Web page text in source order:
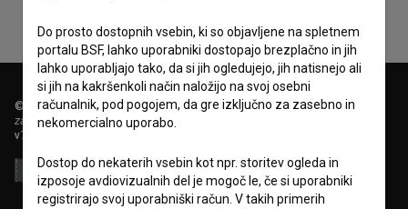
© 2018-2026, Filmoteka,
zavod za širjenje filmske kulture
v7.149.2
Do prosto dostopnih vsebin, ki so objavljene na spletnem
portalu BSF, lahko uporabniki dostopajo brezplačno in jih
lahko uporabljajo tako, da si jih ogledujejo, jih natisnejo ali
si jih na kakršenkoli način naložijo na svoj osebni
računalnik, pod pogojem, da gre izključno za zasebno in
nekomercialno uporabo.
Dostop do nekaterih vsebin kot npr. storitev ogleda in
izposoje avdiovizualnih del je mogoč le, če si uporabniki
registrirajo svoj uporabniški račun. V takih primerih